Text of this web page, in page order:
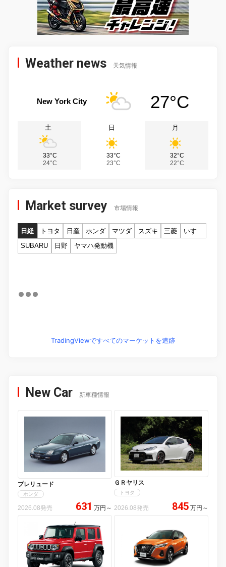
Weather news 天気情報
New York City 27°C
土
33°C
24°C
日
33°C
23°C
月
32°C
22°C
Market survey 市場情報
日経 トヨタ 日産 ホンダ マツダ スズキ 三菱
いすゞ
SUBARU
日野 ヤマハ発動機
TradingViewですべてのマーケットを追跡
New Car 新車種情報
プレリュード
ホンダ
2026.08発売 631 万円 ～
ＧＲヤリス
トヨタ
2026.08発売 845 万円 ～